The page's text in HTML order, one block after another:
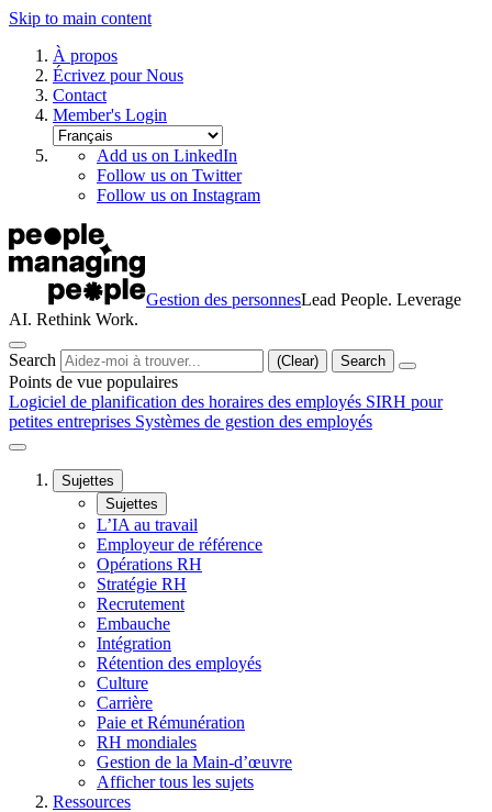
Skip to main content
À propos
Écrivez pour Nous
Contact
Member's Login
Add us on LinkedIn
Follow us on Twitter
Follow us on Instagram
Gestion des personnesLead People. Leverage
AI. Rethink Work.
Search (Clear) Search
Points de vue populaires
Logiciel de planification des horaires des employés SIRH pour
petites entreprises Systèmes de gestion des employés
Sujettes
Sujettes
L’IA au travail
Employeur de référence
Opérations RH
Stratégie RH
Recrutement
Embauche
Intégration
Rétention des employés
Culture
Carrière
Paie et Rémunération
RH mondiales
Gestion de la Main-d’œuvre
Afficher tous les sujets
Ressources